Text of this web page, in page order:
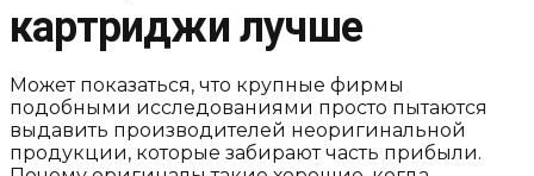
картриджи лучше
Может показаться, что крупные фирмы
подобными исследованиями просто пытаются
выдавить производителей неоригинальной
продукции, которые забирают часть прибыли.